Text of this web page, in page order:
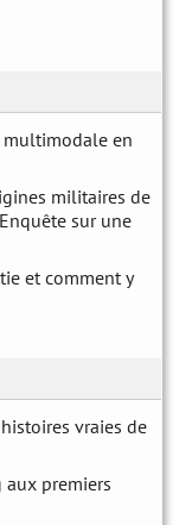
multimodale en
militaires de
sur une
et comment y
vraies de
premiers